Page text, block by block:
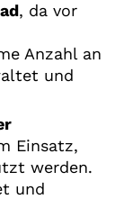
, da vor
Anzahl an
und
Einsatz,
werden.
und